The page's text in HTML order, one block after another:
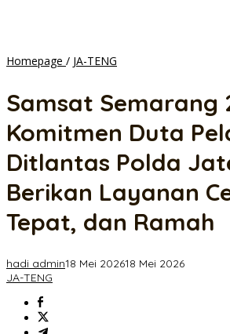
Homepage / JA-TENG
Komitmen
Pelayanan
Polda
Berikan
Layanan
Cepat,
Ramah
Samsat Semarang
Komitmen Duta
Ditlantas Polda
Berikan Layanan
Tepat, dan Ramah
hadi admin18 Mei 202618 Mei 2026
JA-TENG